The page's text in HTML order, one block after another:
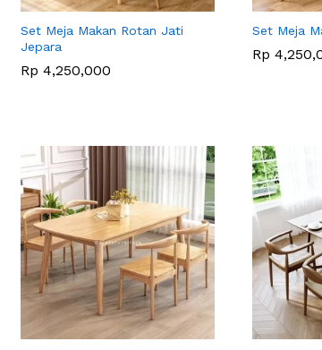
Set Meja Makan Rotan Jati
Jepara
Rp 4,250,000
Rp 4,250,000
Set Meja
Rp
Rp